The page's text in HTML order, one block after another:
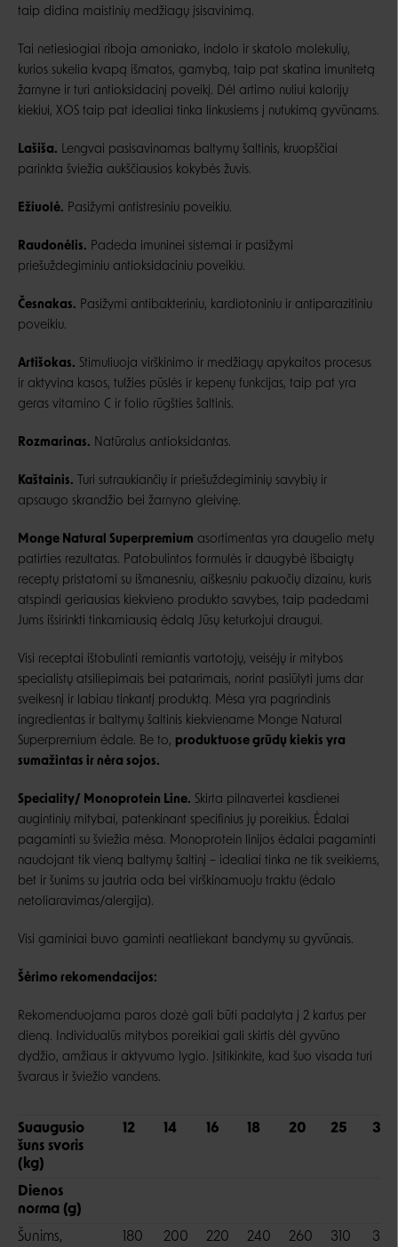
taip didina maistinių medžiagų įsisavinimą.
Tai netiesiogiai riboja amoniako, indolo ir skatolo molekulių,
kurios sukelia kvapą išmatos, gamybą, taip pat skatina imunitetą
žarnyne ir turi antioksidacinį poveikį. Dėl artimo nuliui kalorijų
kiekiui, XOS taip pat idealiai tinka linkusiems į nutukimą gyvūnams.
Lašiša. Lengvai pasisavinamas baltymų šaltinis, kruopščiai
parinkta šviežia aukščiausios kokybės žuvis.
Ežiuolė. Pasižymi antistresiniu poveikiu.
Raudonėlis. Padeda imuninei sistemai ir pasižymi
priešuždegiminiu antioksidaciniu poveikiu.
Česnakas. Pasižymi antibakteriniu, kardiotoniniu ir antiparazitiniu
poveikiu.
Artišokas. Stimuliuoja virškinimo ir medžiagų apykaitos procesus
ir aktyvina kasos, tulžies pūslės ir kepenų funkcijas, taip pat yra
geras vitamino C ir folio rūgšties šaltinis.
Rozmarinas. Natūralus antioksidantas.
Kaštainis. Turi sutraukiančių ir priešuždegiminių savybių ir
apsaugo skrandžio bei žarnyno gleivinę.
Monge Natural Superpremium asortimentas yra daugelio metų
patirties rezultatas. Patobulintos formulės ir daugybė išbaigtų
receptų pristatomi su išmanesniu, aiškesniu pakuočių dizainu, kuris
atspindi geriausias kiekvieno produkto savybes, taip padedami
Jums išsirinkti tinkamiausią ėdalą Jūsų keturkojui draugui.
Visi receptai ištobulinti remiantis vartotojų, veisėjų ir mitybos
specialistų atsiliepimais bei patarimais, norint pasiūlyti jums dar
sveikesnį ir labiau tinkantį produktą. Mėsa yra pagrindinis
ingredientas ir baltymų šaltinis kiekviename Monge Natural
Superpremium ėdale. Be to, produktuose grūdų kiekis yra
sumažintas ir nėra sojos.
Speciality/ Monoprotein Line. Skirta pilnavertei kasdienei
augintinių mitybai, patenkinant specifinius jų poreikius. Ėdalai
pagaminti su šviežia mėsa. Monoprotein linijos ėdalai pagaminti
naudojant tik vieną baltymų šaltinį – idealiai tinka ne tik sveikiems,
bet ir šunims su jautria oda bei virškinamuoju traktu (ėdalo
netoliaravimas/alergija).
Visi gaminiai buvo gaminti neatliekant bandymų su gyvūnais.
Šėrimo rekomendacijos:
Rekomenduojama paros dozė gali būti padalyta į 2 kartus per
dieną. Individualūs mitybos poreikiai gali skirtis dėl gyvūno
dydžio, amžiaus ir aktyvumo lygio. Įsitikinkite, kad šuo visada turi
švaraus ir šviežio vandens.
Suaugusio
šuns svoris
(kg)
12 14 16 18 20 25 30
Dienos
norma (g)
Šunims,
180 200 220 240 260 310 350